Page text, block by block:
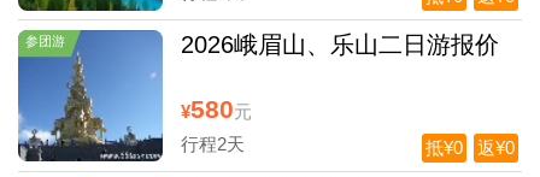
参团游 2026峨眉山、乐山二日游报价
¥580元
行程2天
返¥0
抵¥0